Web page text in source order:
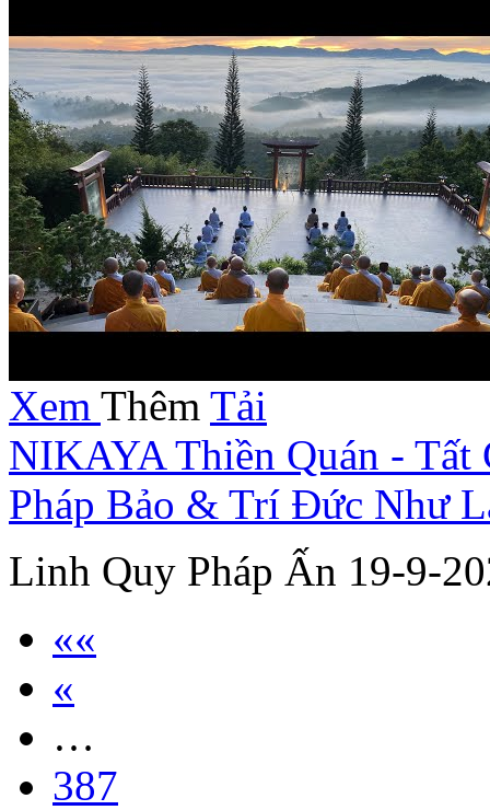
Xem Thêm Tải
NIKAYA Thiền Quán -
Pháp Bảo & Trí Đức Như
Linh Quy Pháp Ấn 19-9-
««
«
…
387